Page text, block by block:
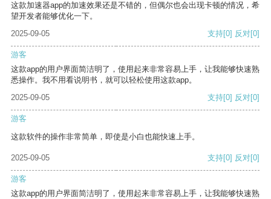
这款加速器app的加速效果还是不错的，但偶尔也会出现卡顿的情况，希
望开发者能够优化一下。
2025-09-05
支持[0] 反对[0]
游客
这款app的用户界面简洁明了，使用起来非常容易上手，让我能够快速熟
悉操作。我不用看说明书，就可以轻松使用这款app。
2025-09-05
支持[0] 反对[0]
游客
这款软件的操作非常简单，即使是小白也能快速上手。
2025-09-05 支持[0] 反对[0]
游客
这款app的用户界面简洁明了，使用起来非常容易上手，让我能够快速熟